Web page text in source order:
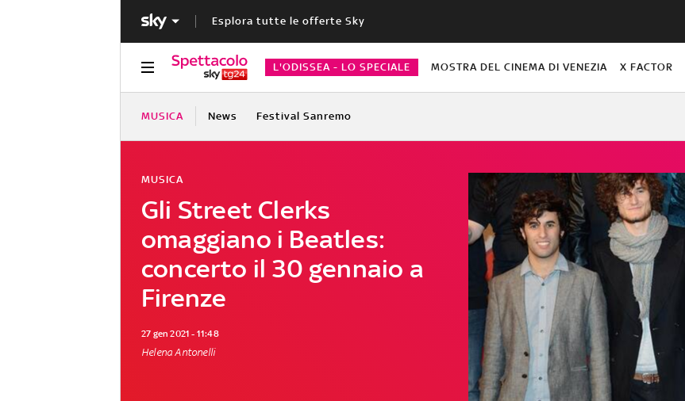
Esplora tutte le offerte Sky
L'ODISSEA - LO SPECIALE MOSTRA DEL CINEMA DI VENEZIA X FACTOR
MUSICA News Festival Sanremo
Gli Street Clerks
omaggiano i Beatles:
concerto il 30 gennaio a
Firenze
MUSICA
27 gen 2021 - 11:48
Helena Antonelli